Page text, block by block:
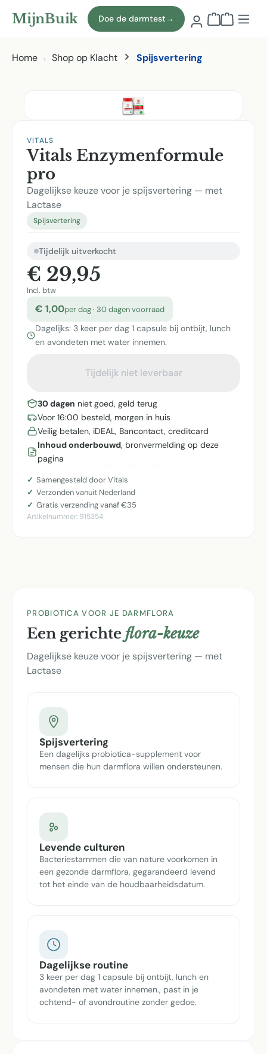
Naar hoofdinhoud
MijnBuik Doe de darmtest→
Home Shop op Klacht Spijsvertering
VITALS
Vitals Enzymenformule
pro
Dagelijkse keuze voor je spijsvertering — met
Lactase
Spijsvertering
Tijdelijk uitverkocht
€ 29,95
Incl. btw
€ 1,00per dag · 30 dagen voorraad
Dagelijks: 3 keer per dag 1 capsule bij ontbijt, lunch
en avondeten met water innemen.
Tijdelijk niet leverbaar
30 dagen niet goed, geld terug
Voor 16:00 besteld, morgen in huis
Veilig betalen, iDEAL, Bancontact, creditcard
Inhoud onderbouwd, bronvermelding op deze
pagina
Samengesteld door Vitals
Verzonden vanuit Nederland
Gratis verzending vanaf €35
Artikelnummer: 915354
PROBIOTICA VOOR JE DARMFLORA
Een gerichte flora-keuze
Dagelijkse keuze voor je spijsvertering — met
Lactase
Spijsvertering
Een dagelijks probiotica-supplement voor
mensen die hun darmflora willen ondersteunen.
Levende culturen
Bacteriestammen die van nature voorkomen in
een gezonde darmflora, gegarandeerd levend
tot het einde van de houdbaarheidsdatum.
Dagelijkse routine
3 keer per dag 1 capsule bij ontbijt, lunch en
avondeten met water innemen., past in je
ochtend- of avondroutine zonder gedoe.